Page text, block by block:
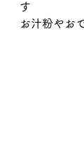
す
お汁粉やお